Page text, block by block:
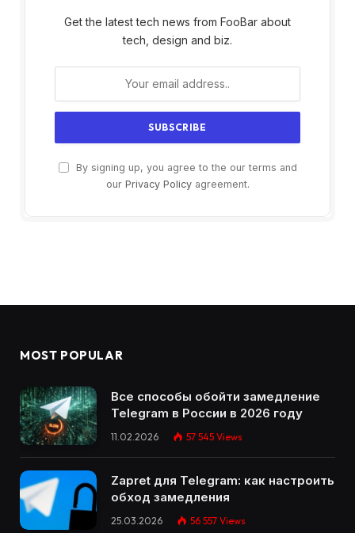
Get the latest tech news from FooBar about
tech, design and biz.
By signing up, you agree to the our terms and
our Privacy Policyagreement.
MOST POPULAR
Все способы обойти замедление
Telegram в России в 2026 году
11.02.2026 57 545 Views
Zapret для Telegram: как настроить
обход замедления
25.03.2026 56 557 Views